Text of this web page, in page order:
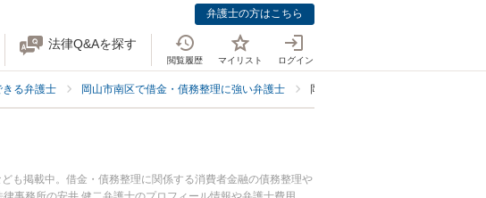
弁護士の方はこちら
法律Q&Aを探す
閲覧履歴 マイリスト ログイン
る弁護士 岡山市南区で借金・債務整理に強い弁護士 岡山市南区で任意整理に強い弁護士
も掲載中。借金・債務整理に関係する消費者金融の債務整理や